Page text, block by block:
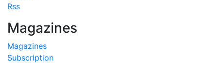
Rss
Magazines
Magazines
Subscription